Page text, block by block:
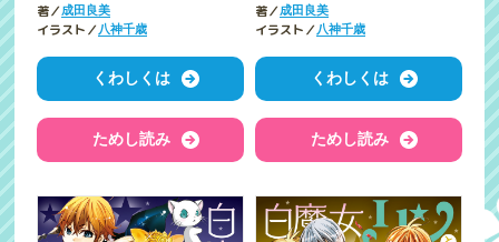
著／成田良美
イラスト／八神千歳
くわしくは
ためし読み
著／成田良美
イラスト／ 八神千歳
くわしくは
ためし読み